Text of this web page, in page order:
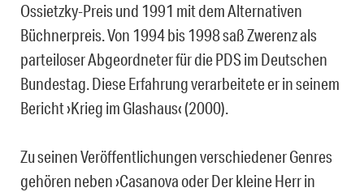
Ossietzky-Preis und 1991 mit dem Alternativen
Büchnerpreis. Von 1994 bis 1998 saß Zwerenz als
parteiloser Abgeordneter für die PDS im Deutschen
Bundestag. Diese Erfahrung verarbeitete er in seinem
Bericht ›Krieg im Glashaus‹ (2000).
Zu seinen Veröffentlichungen verschiedener Genres
gehören neben ›Casanova oder Der kleine Herr in